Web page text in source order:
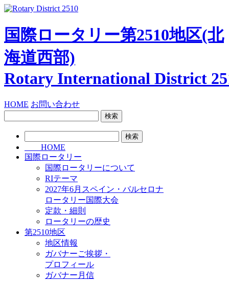
国際ロータリー第2510地区(北
海道西部)
Rotary International District
HOME お問い合わせ
HOME
国際ロータリー
国際ロータリーについて
RIテーマ
2027年6月スペイン・バルセロナ
ロータリー国際大会
定款・細則
ロータリーの歴史
第2510地区
地区情報
ガバナーご挨拶・
プロフィール
ガバナー月信